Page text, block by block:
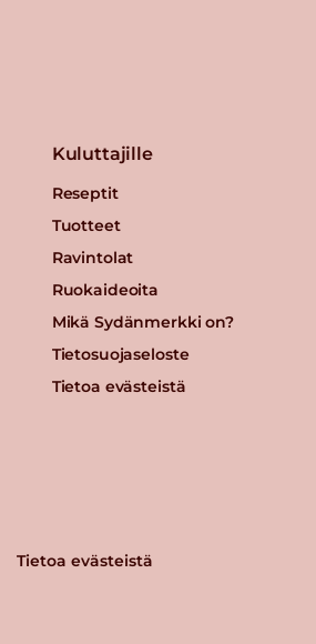
Kuluttajille
Reseptit
Tuotteet
Ravintolat
Ruokaideoita
Mikä Sydänmerkki on?
Tietosuojaseloste
Tietoa evästeistä
Tietoa evästeistä